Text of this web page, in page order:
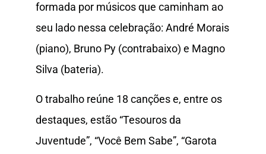
formada por músicos que caminham ao
seu lado nessa celebração: André Morais
(piano), Bruno Py (contrabaixo) e Magno
Silva (bateria).
O trabalho reúne 18 canções e, entre os
destaques, estão “Tesouros da
Juventude”, “Você Bem Sabe”, “Garota